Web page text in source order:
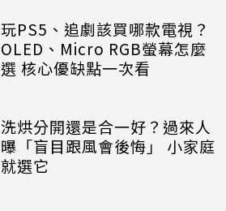
玩PS5、追劇該買哪款電視？
OLED、Micro RGB螢幕怎麼
選 核心優缺點一次看
洗烘分開還是合一好？過來人
曝「盲目跟風會後悔」 小家庭
就選它